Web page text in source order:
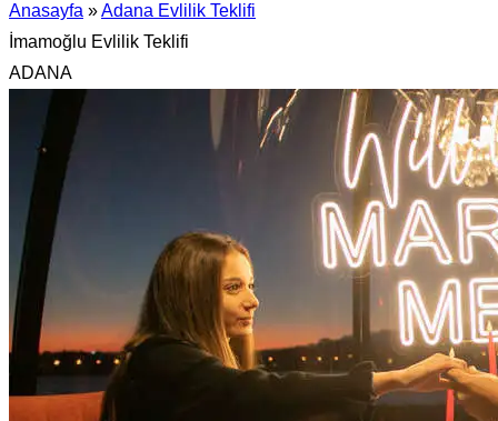
Anasayfa »Adana Evlilik Teklifi
İmamoğlu Evlilik Teklifi
ADANA